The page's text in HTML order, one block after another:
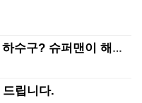
? 슈퍼맨이 해결사! ?…
립니다.